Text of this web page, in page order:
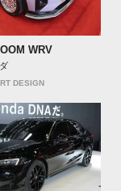
WRV
DESIGN